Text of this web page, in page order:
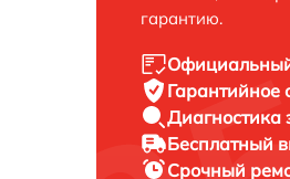
гарантию.
Гарантийное
Диагностика
Бесплатный
Срочный